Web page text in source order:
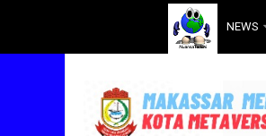
. NEWS